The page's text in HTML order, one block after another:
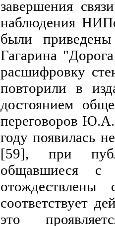
завершения
наблюдения
были
Гагарина
расшифровку
повторили в
достоянием
переговоров
году появилась
[59], при
общавшиеся
соответствует
это